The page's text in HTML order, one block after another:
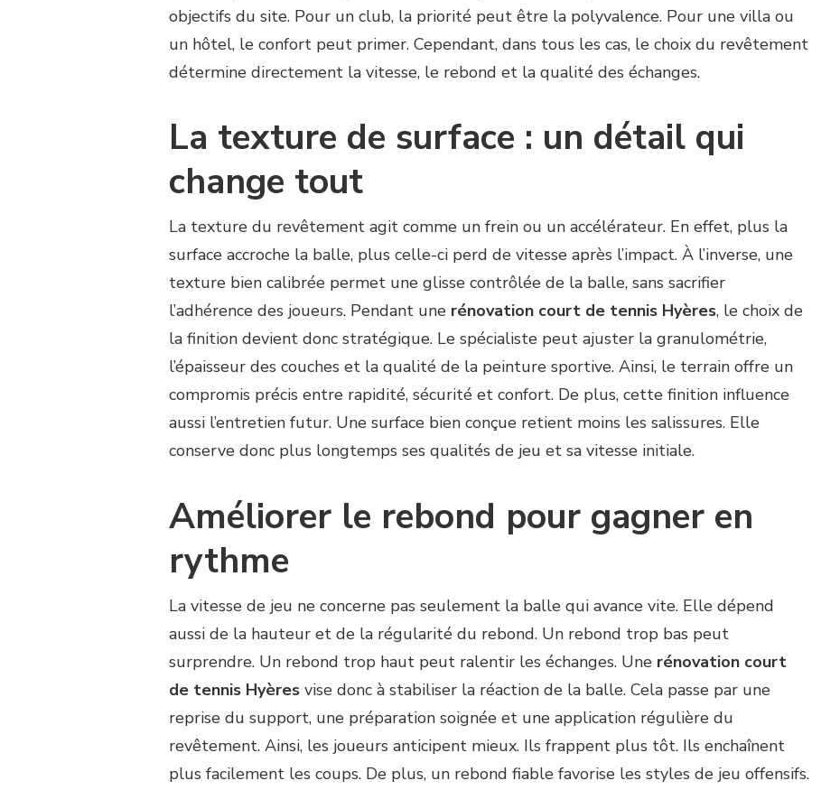
objectifs du site. Pour un club, la priorité peut être la polyvalence. Pour une villa ou
un hôtel, le confort peut primer. Cependant, dans tous les cas, le choix du revêtement
détermine directement la vitesse, le rebond et la qualité des échanges.
La texture de surface : un détail qui
change tout
La texture du revêtement agit comme un frein ou un accélérateur. En effet, plus la
surface accroche la balle, plus celle-ci perd de vitesse après l’impact. À l’inverse, une
texture bien calibrée permet une glisse contrôlée de la balle, sans sacrifier
l’adhérence des joueurs. Pendant une rénovation court de tennis Hyères, le choix de
la finition devient donc stratégique. Le spécialiste peut ajuster la granulométrie,
l’épaisseur des couches et la qualité de la peinture sportive. Ainsi, le terrain offre un
compromis précis entre rapidité, sécurité et confort. De plus, cette finition influence
aussi l’entretien futur. Une surface bien conçue retient moins les salissures. Elle
conserve donc plus longtemps ses qualités de jeu et sa vitesse initiale.
Améliorer le rebond pour gagner en
rythme
La vitesse de jeu ne concerne pas seulement la balle qui avance vite. Elle dépend
aussi de la hauteur et de la régularité du rebond. Un rebond trop bas peut
surprendre. Un rebond trop haut peut ralentir les échanges. Une rénovation court
de tennis Hyères vise donc à stabiliser la réaction de la balle. Cela passe par une
reprise du support, une préparation soignée et une application régulière du
revêtement. Ainsi, les joueurs anticipent mieux. Ils frappent plus tôt. Ils enchaînent
plus facilement les coups. De plus, un rebond fiable favorise les styles de jeu offensifs.